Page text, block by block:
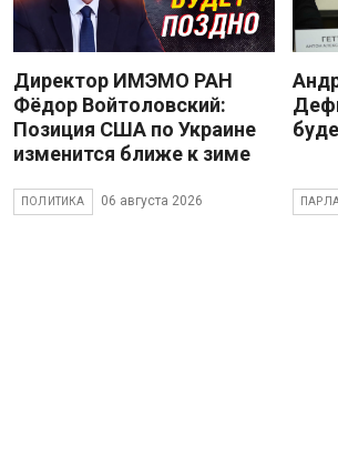
Директор ИМЭМО РАН
Фёдор Войтоловский:
Позиция США по Украине
изменится ближе к зиме
ПОЛИТИКА 06 августа 2026